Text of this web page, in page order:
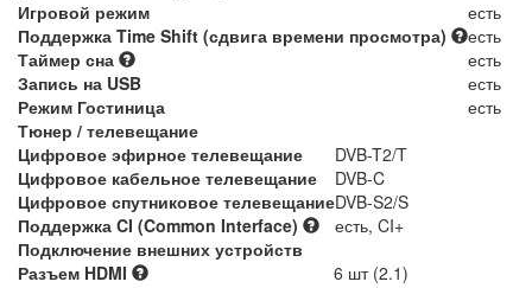
Игровой режим
есть
Поддержка Time Shift (сдвига времени просмотра)
есть
Таймер сна
есть
Запись на USB
есть
Режим Гостиница
есть
Тюнер / телевещание
Цифровое эфирное телевещание
DVB-T2/T
Цифровое кабельное телевещание
DVB-C
Цифровое спутниковое телевещаниеDVB-S2/S
Поддержка CI (Common Interface)
есть, CI+
Подключение внешних устройств
Разъем HDMI
6 шт (2.1)